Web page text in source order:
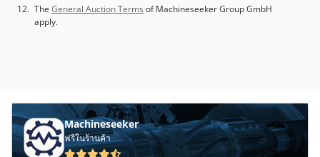
The General Auction Terms of Machineseeker Group GmbH
apply.
Machineseeker
ฟรีในร้านค้า